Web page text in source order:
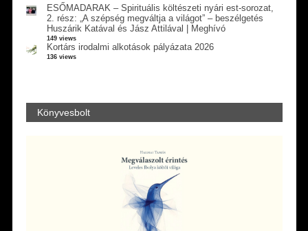
ESŐMADARAK – Spirituális költészeti nyári est-sorozat,
2. rész: „A szépség megváltja a világot” – beszélgetés
Huszárik Katával és Jász Attilával | Meghívó
149 views
Kortárs irodalmi alkotások pályázata 2026
136 views
Könyvesbolt